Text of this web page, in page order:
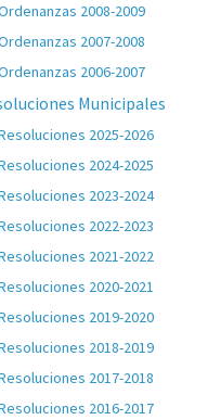
2008-2009
2007-2008
2006-2007
Municipales
2025-2026
2024-2025
2023-2024
2022-2023
2021-2022
2020-2021
2019-2020
2018-2019
2017-2018
2016-2017